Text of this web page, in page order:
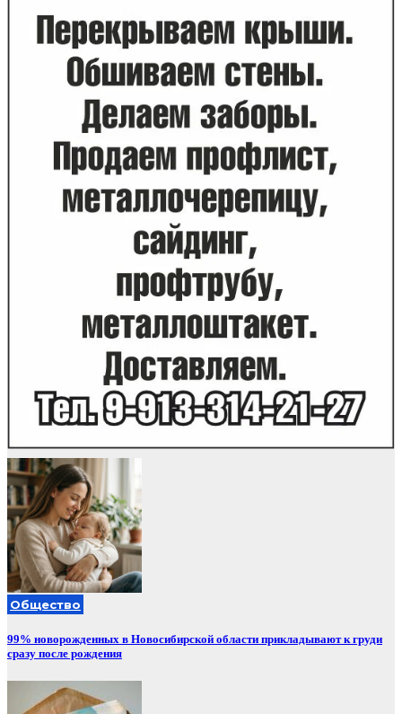
Общество
99% новорожденных в Новосибирской области прикладывают к груди
сразу после рождения